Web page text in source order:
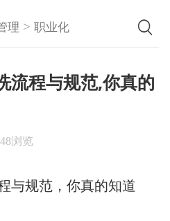
理 >职业化
流程与规范,你真的
浏览
与规范，你真的知道